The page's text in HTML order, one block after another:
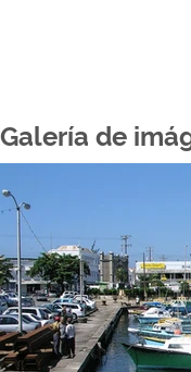
Galería de